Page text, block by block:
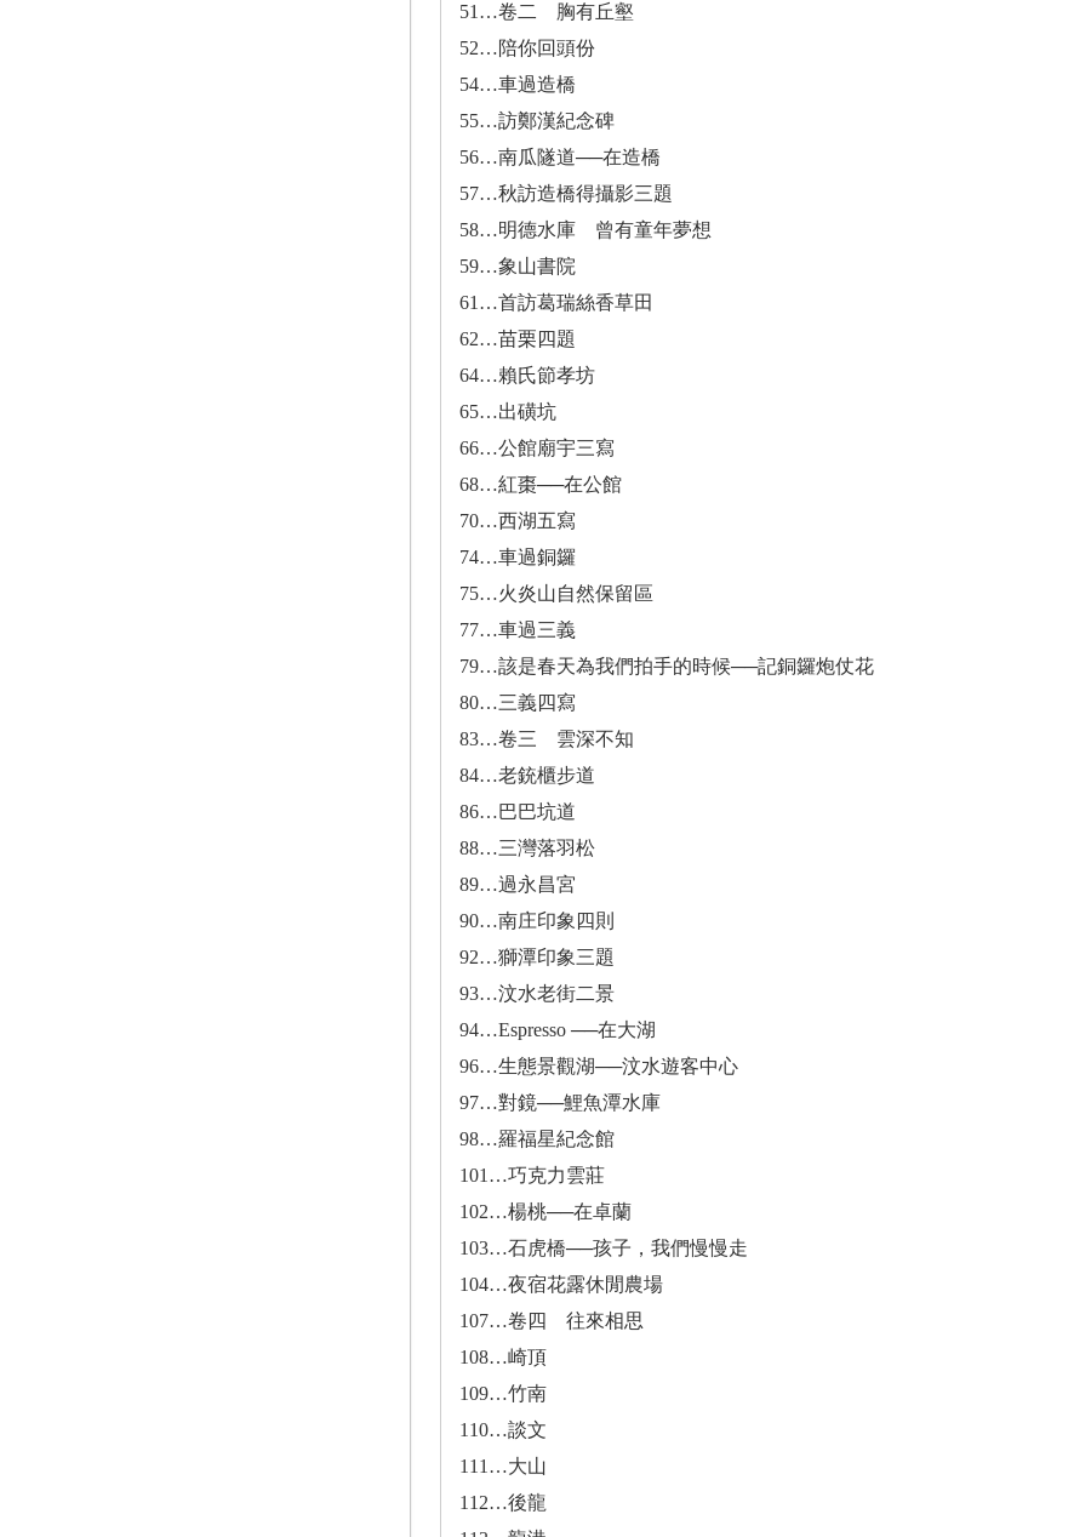
51…卷二 胸有丘壑
52…陪你回頭份
54…車過造橋
55…訪鄭漢紀念碑
56…南瓜隧道──在造橋
57…秋訪造橋得攝影三題
58…明德水庫 曾有童年夢想
59…象山書院
61…首訪葛瑞絲香草田
62…苗栗四題
64…賴氏節孝坊
65…出磺坑
66…公館廟宇三寫
68…紅棗──在公館
70…西湖五寫
74…車過銅鑼
75…火炎山自然保留區
77…車過三義
79…該是春天為我們拍手的時候──記銅鑼炮仗花
80…三義四寫
83…卷三 雲深不知
84…老銃櫃步道
86…巴巴坑道
88…三灣落羽松
89…過永昌宮
90…南庄印象四則
92…獅潭印象三題
93…汶水老街二景
94…Espresso ──在大湖
96…生態景觀湖──汶水遊客中心
97…對鏡──鯉魚潭水庫
98…羅福星紀念館
101…巧克力雲莊
102…楊桃──在卓蘭
103…石虎橋──孩子，我們慢慢走
104…夜宿花露休閒農場
107…卷四 往來相思
108…崎頂
109…竹南
110…談文
111…大山
112…後龍